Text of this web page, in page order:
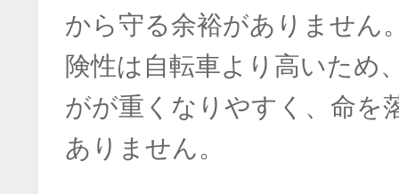
から守る余裕がありません
険性は自転車より高いため
がが重くなりやすく、命を
ありません。